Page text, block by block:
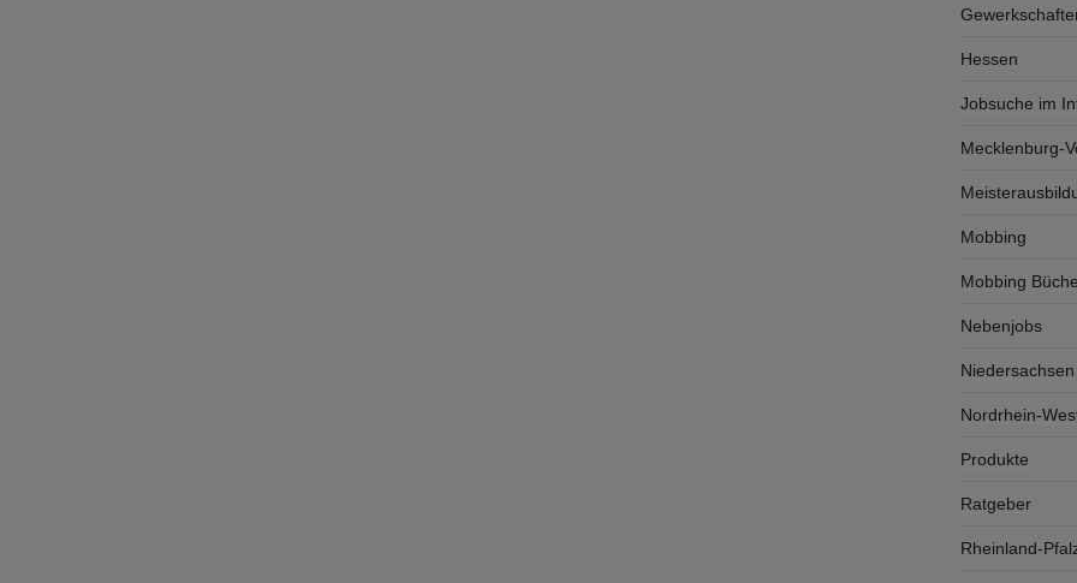
Hessen
Jobsuche im
Mecklenburg-
Mobbing
Mobbing
Nebenjobs
Niedersachsen
Nordrhein-
Produkte
Ratgeber
Rheinland-